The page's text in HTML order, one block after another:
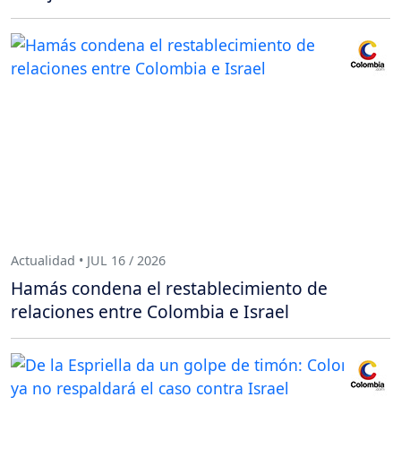
Actualidad • JUL 16 / 2026
Hamás condena el restablecimiento de
relaciones entre Colombia e Israel